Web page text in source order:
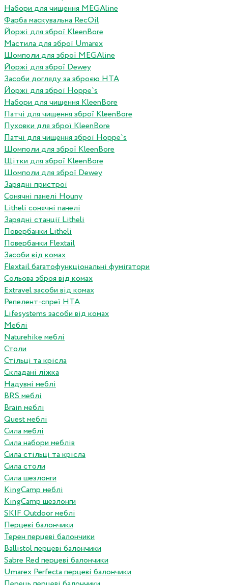
Набори для чищення MEGAline
Фарба маскувальна RecOil
Йоржі для зброї KleenBore
Мастила для зброї Umarex
Шомполи для зброї MEGAline
Йоржі для зброї Dewey
Засоби догляду за зброєю HTA
Йоржі для зброї Hoppe`s
Набори для чищення KleenBore
Патчі для чищення зброї KleenBore
Пуховки для зброї KleenBore
Патчі для чищення зброї Hoppe`s
Шомполи для зброї KleenBore
Щітки для зброї KleenBore
Шомполи для зброї Dewey
Зарядні пристрої
Сонячні панелі Houny
Litheli сонячні панелі
Зарядні станції Litheli
Повербанки Litheli
Повербанки Flextail
Засоби від комах
Flextail багатофункціональні фумігатори
Сольова зброя від комах
Extravel засоби від комах
Репелент-спреї HTA
Lifesystems засоби від комах
Меблі
Naturehike меблі
Столи
Стільці та крісла
Складані ліжка
Надувні меблі
BRS меблі
Brain меблі
Quest меблі
Сила меблі
Сила набори меблів
Сила стільці та крісла
Сила столи
Сила шезлонги
KingCamp меблі
KingCamp шезлонги
SKIF Outdoor меблі
Перцеві балончики
Терен перцеві балончики
Ballistol перцеві балончики
Sabre Red перцеві балончики
Umarex Perfecta перцеві балончики